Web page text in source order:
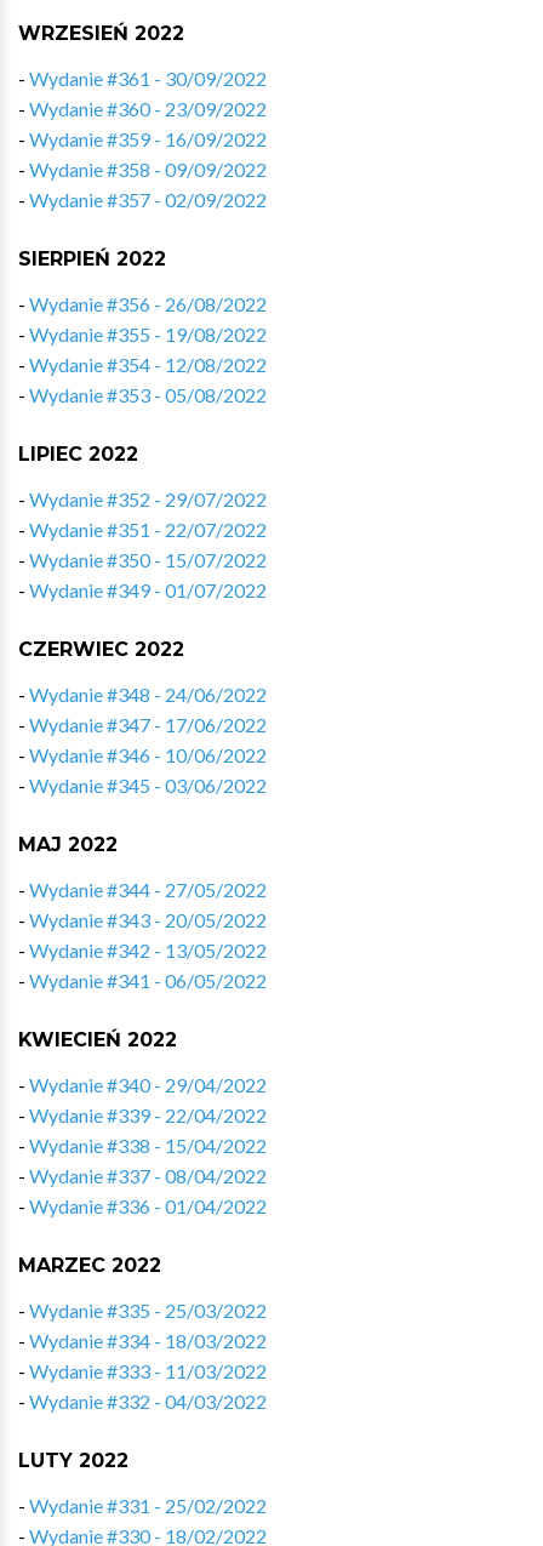
WRZESIEŃ 2022
- Wydanie #361 - 30/09/2022
- Wydanie #360 - 23/09/2022
- Wydanie #359 - 16/09/2022
- Wydanie #358 - 09/09/2022
- Wydanie #357 - 02/09/2022
SIERPIEŃ 2022
- Wydanie #356 - 26/08/2022
- Wydanie #355 - 19/08/2022
- Wydanie #354 - 12/08/2022
- Wydanie #353 - 05/08/2022
LIPIEC 2022
- Wydanie #352 - 29/07/2022
- Wydanie #351 - 22/07/2022
- Wydanie #350 - 15/07/2022
- Wydanie #349 - 01/07/2022
CZERWIEC 2022
- Wydanie #348 - 24/06/2022
- Wydanie #347 - 17/06/2022
- Wydanie #346 - 10/06/2022
- Wydanie #345 - 03/06/2022
MAJ 2022
- Wydanie #344 - 27/05/2022
- Wydanie #343 - 20/05/2022
- Wydanie #342 - 13/05/2022
- Wydanie #341 - 06/05/2022
KWIECIEŃ 2022
- Wydanie #340 - 29/04/2022
- Wydanie #339 - 22/04/2022
- Wydanie #338 - 15/04/2022
- Wydanie #337 - 08/04/2022
- Wydanie #336 - 01/04/2022
MARZEC 2022
- Wydanie #335 - 25/03/2022
- Wydanie #334 - 18/03/2022
- Wydanie #333 - 11/03/2022
- Wydanie #332 - 04/03/2022
LUTY 2022
- Wydanie #331 - 25/02/2022
- Wydanie #330 - 18/02/2022